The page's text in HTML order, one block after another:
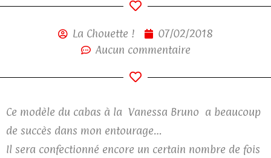
La Chouette !
07/02/2018
Aucun commentaire
Ce modèle du cabas à la Vanessa Bruno a beaucoup
de succès dans mon entourage…
Il sera confectionné encore un certain nombre de fois